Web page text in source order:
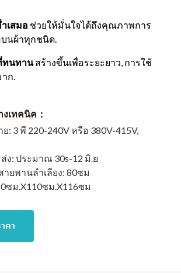
เสมอ ช่วยให้มั่นใจได้ถึงคุณภาพการ
นผ้าทุกชนิด.
ทนทานสร้างขึ้นเพื่อระยะยาว, การใช้
ก.
เทคนิค：
ย: 3 พี 220-240V หรือ 380V-415V,
ง: ประมาณ 30s-12 มิ.ย
ยพานลำเลียง: 80ซม
ซม.X110ซม.X116ซม
คา